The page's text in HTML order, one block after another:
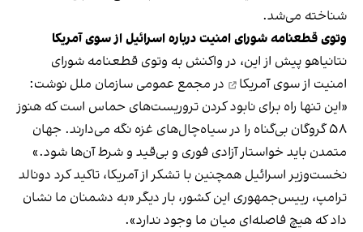
شناخته می‌شد.
وتوی قطعنامه شورای امنیت درباره اسرائیل از سوی آمریکا
نتانیاهو پیش از این، در واکنش به وتوی قطعنامه شورای
امنیت از سوی آمریکا
در مجمع عمومی سازمان ملل نوشت:
«این تنها راه برای نابود کردن تروریست‌های حماس است که هنوز
۵۸ گروگان بی‌گناه را در سیاه‌چال‌های غزه نگه می‌دارند. جهان
متمدن باید خواستار آزادی فوری و بی‌قید و شرط آن‌ها شود.»
نخست‌وزیر اسرائیل همچنین با تشکر از آمریکا، تاکید کرد دونالد
ترامپ، رییس‌جمهوری این کشور، بار دیگر «به دشمنان ما نشان
داد که هیچ فاصله‌ای میان ما وجود ندارد».